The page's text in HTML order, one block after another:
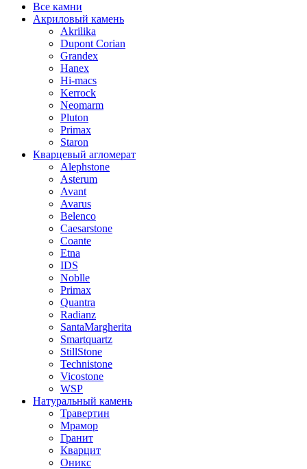
Все камни
Акриловый камень
Akrilika
Dupont Corian
Grandex
Hanex
Hi-macs
Kerrock
Neomarm
Pluton
Primax
Staron
Кварцевый агломерат
Alephstone
Asterum
Avant
Avarus
Belenco
Caesarstone
Coante
Etna
IDS
Noblle
Primax
Quantra
Radianz
SantaMargherita
Smartquartz
StillStone
Technistone
Vicostone
WSP
Натуральный камень
Травертин
Мрамор
Гранит
Кварцит
Оникс